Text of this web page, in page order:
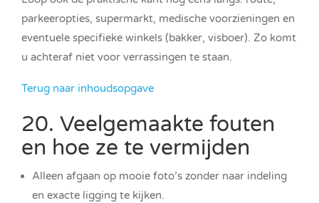
parkeeropties, supermarkt, medische voorzieningen en
eventuele specifieke winkels (bakker, visboer). Zo komt
u achteraf niet voor verrassingen te staan.
Terug naar inhoudsopgave
20. Veelgemaakte fouten
en hoe ze te vermijden
Alleen afgaan op mooie foto’s zonder naar indeling
en exacte ligging te kijken.